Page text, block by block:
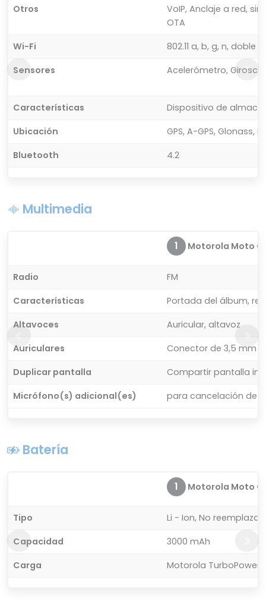
Otros
VoIP, Anclaje a red,
OTA
Wi-Fi
802.11 a, b, g, n,
Sensores
Acelerómetro,
Características
Dispositivo de
Ubicación
GPS, A-GPS, Glonass,
Bluetooth
4.2
Multimedia
1 Motorola Moto
Radio
FM
Características
Portada del álbum,
Altavoces
Auricular, altavoz
Auriculares
Conector de 3,5 mm
Duplicar pantalla
Compartir pantalla
Micrófono(s) adicional(es)
para cancelación de
Batería
1 Motorola Moto
Tipo
Li - Ion, No
Capacidad
3000 mAh
Carga
Motorola TurboPower